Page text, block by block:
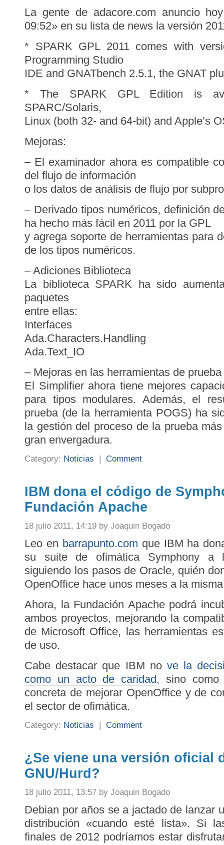
La gente de adacore.com anuncio
09:52» en su lista de news la versión
* SPARK GPL 2011 comes with
Programming Studio
IDE and GNATbench 2.5.1, the GNAT
* The SPARK GPL Edition is
SPARC/Solaris,
Linux (both 32- and 64-bit) and Apple’s
Mejoras:
– El examinador ahora es compatible
del flujo de información
o los datos de análisis de flujo por
– Derivado tipos numéricos, definición
ha hecho más fácil en 2011 por la GPL
y agrega soporte de herramientas para
de los tipos numéricos.
– Adiciones Biblioteca
La biblioteca SPARK ha sido
paquetes
entre ellas:
Interfaces
Ada.Characters.Handling
Ada.Text_IO
– Mejoras en las herramientas de prueba
El Simplifier ahora tiene mejores
para tipos modulares. Además, el
prueba (de la herramienta POGS) ha
la gestión del proceso de la prueba
gran envergadura.
Category: Noticias | Comment
IBM dona el código de
Fundación Apache
18 julio 2011, 14:19 by Joaquin Bogado
Leo en barrapunto.com que IBM ha
su suite de ofimática Symphony a
siguiendo los pasos de Oracle, quién
OpenOffice hace unos meses a la
Ahora, la Fundación Apache podrá
ambos proyectos, mejorando la
de Microsoft Office, las herramientas
de uso.
Cabe destacar que IBM no ve la
como un acto de caridad, sino como
concreta de mejorar OpenOffice y de
el sector de ofimática.
Category: Noticias | Comment
¿Se viene una versión oficial
GNU/Hurd?
18 julio 2011, 13:57 by Joaquin Bogado
Debian por años se a jactado de lanzar
distribución «cuando esté lista». Si
finales de 2012 podríamos estar